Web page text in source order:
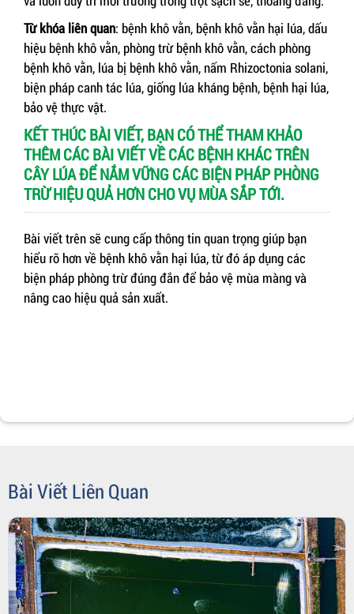
Từ khóa liên quan: bệnh khô vằn, bệnh khô vằn hại lúa, dấu
hiệu bệnh khô vằn, phòng trừ bệnh khô vằn, cách phòng
bệnh khô vằn, lúa bị bệnh khô vằn, nấm Rhizoctonia solani,
biện pháp canh tác lúa, giống lúa kháng bệnh, bệnh hại lúa,
bảo vệ thực vật.
KẾT THÚC BÀI VIẾT, BẠN CÓ THỂ THAM KHẢO
THÊM CÁC BÀI VIẾT VỀ CÁC BỆNH KHÁC TRÊN
CÂY LÚA ĐỂ NẮM VỮNG CÁC BIỆN PHÁP PHÒNG
TRỪ HIỆU QUẢ HƠN CHO VỤ MÙA SẮP TỚI.
Bài viết trên sẽ cung cấp thông tin quan trọng giúp bạn
hiểu rõ hơn về bệnh khô vằn hại lúa, từ đó áp dụng các
biện pháp phòng trừ đúng đắn để bảo vệ mùa màng và
nâng cao hiệu quả sản xuất.
Bài Viết Liên Quan